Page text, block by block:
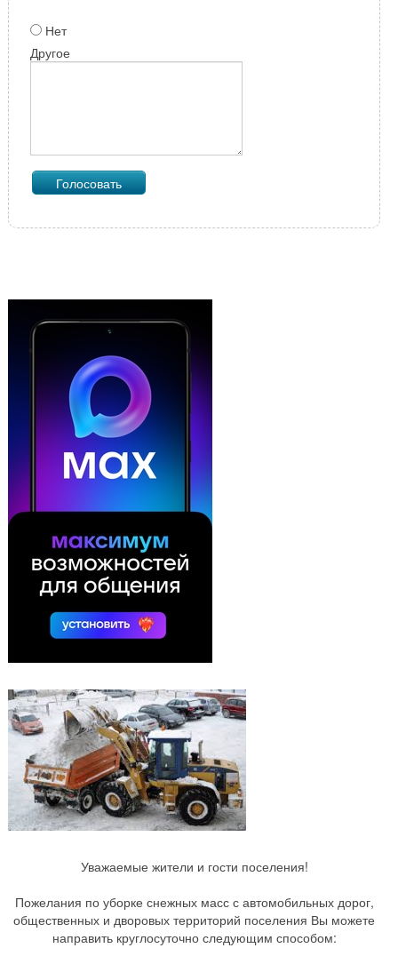
Нет
Другое
Уважаемые жители и гости поселения!
Пожелания по уборке снежных масс с автомобильных дорог,
общественных и дворовых территорий поселения Вы можете
направить круглосуточно следующим способом: